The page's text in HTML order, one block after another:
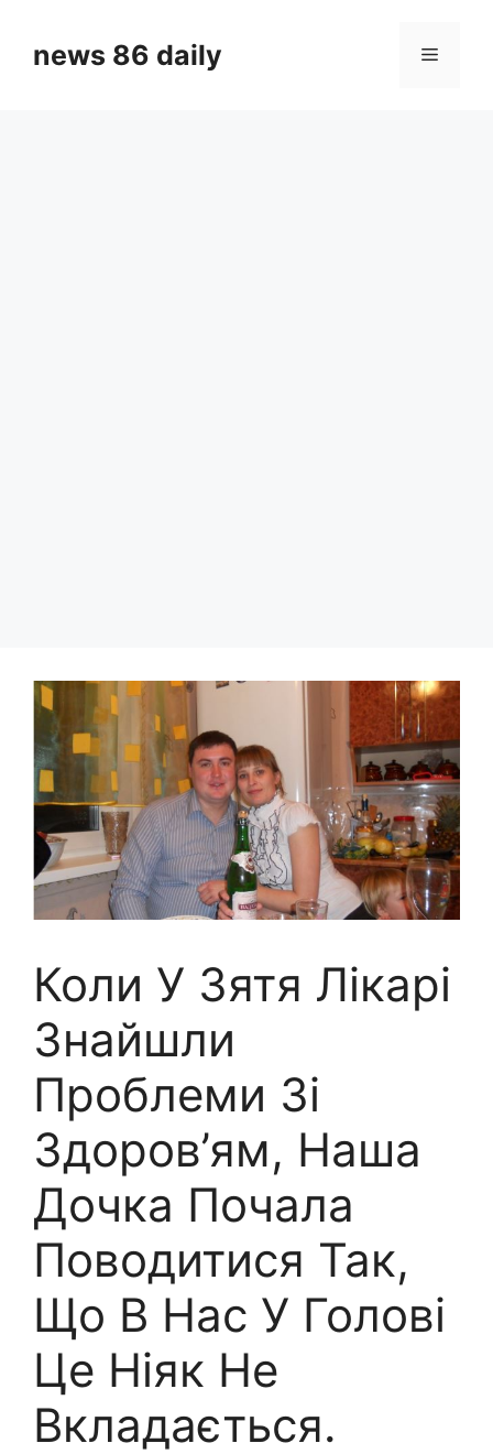
contentnews 86 daily Menu
Коли У Зятя Лікарі
Знайшли
Проблеми Зі
Здоров’ям, Наша
Дочка Почала
Поводитися Так,
Що В Нас У Голові
Це Ніяк Не
Вкладається.